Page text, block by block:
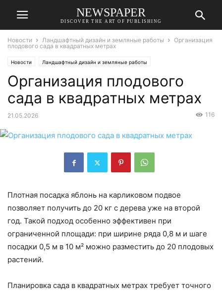
NEWSPAPER
DISCOVER THE ART OF PUBLISHING
Новости Ландшафтный дизайн и земляные работы
Организация
плодового сада в квадратных метрах
Новости Ландшафтный дизайн и земляные работы
Организация плодового
сада в квадратных метрах
21.05.2026 116
Плотная посадка яблонь на карликовом подвое
позволяет получить до 20 кг с дерева уже на второй
год. Такой подход особенно эффективен при
ограниченной площади: при ширине ряда 0,8 м и шаге
посадки 0,5 м в 10 м² можно разместить до 20 плодовых
растений.
Планировка сада в квадратных метрах требует точного